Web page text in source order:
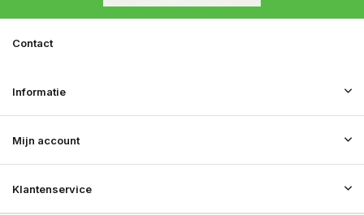
Klantenservice
Mijn account
Informatie
Contact